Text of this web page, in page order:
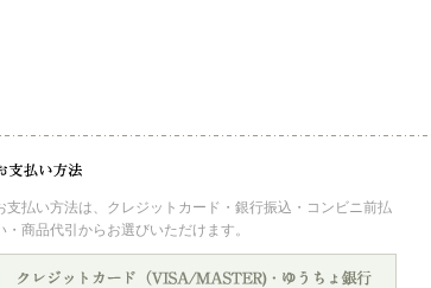
支払い方法は、クレジットカード・銀行振込・コンビニ前払
・商品代引からお選びいただけます。